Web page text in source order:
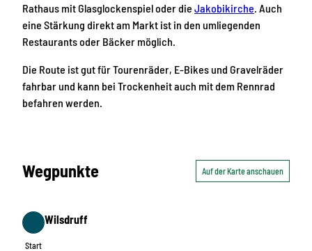
Rathaus mit Glasglockenspiel oder die Jakobikirche . Auch
eine Stärkung direkt am Markt ist in den umliegenden
Restaurants oder Bäcker möglich.
Die Route ist gut für Tourenräder, E-Bikes und Gravelräder
fahrbar und kann bei Trockenheit auch mit dem Rennrad
befahren werden.
Wegpunkte Auf der Karte anschauen
Start
Start
Wilsdruff